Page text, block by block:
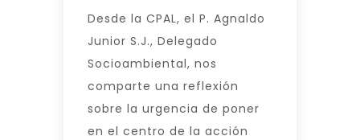
Desde la CPAL, el P. Agnaldo
Junior S.J., Delegado
Socioambiental, nos
comparte una reflexión
sobre la urgencia de poner
en el centro de la acción